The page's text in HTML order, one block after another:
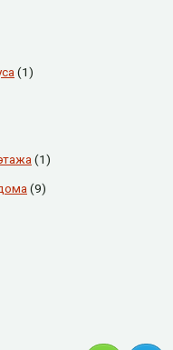
(1)
(1)
(9)